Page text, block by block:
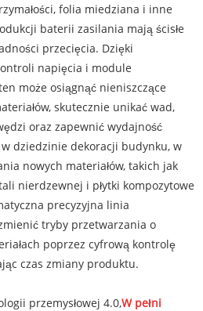
folia miedziana i inne
baterii zasilania mają ścisłe
przecięcia. Dzięki
napięcia i module
może osiągnąć nieniszczące
skutecznie unikać wad,
oraz zapewnić wydajność
dziedzinie dekoracji budynku, w
nowych materiałów, takich jak
nierdzewnej i płytki kompozytowe
precyzyjna linia
tryby przetwarzania o
poprzez cyfrową kontrolę
czas zmiany produktu.
przemysłowej 4.0,W pełni